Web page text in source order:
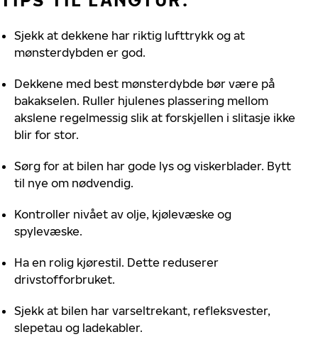
Sjekk at dekkene har riktig lufttrykk og at
mønsterdybden er god.
Dekkene med best mønsterdybde bør være på
bakakselen. Ruller hjulenes plassering mellom
akslene regelmessig slik at forskjellen i slitasje ikke
blir for stor.
Sørg for at bilen har gode lys og viskerblader. Bytt
til nye om nødvendig.
Kontroller nivået av olje, kjølevæske og
spylevæske.
Ha en rolig kjørestil. Dette reduserer
drivstofforbruket.
Sjekk at bilen har varseltrekant, refleksvester,
slepetau og ladekabler.